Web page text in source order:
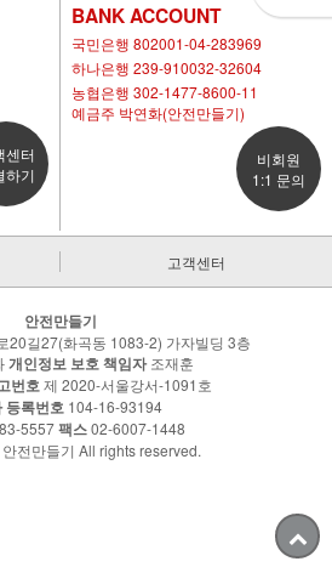
센터
하기
BANK ACCOUNT
국민은행 802001-04-283969
하나은행 239-910032-32604
농협은행 302-1477-8600-11
예금주 박연화(안전만들기)
비회원
1:1 문의
고객센터
안전만들기
20길27(화곡동 1083-2) 가자빌딩 3층
개인정보 보호 책임자조재훈
번호제 2020-서울강서-1091호
등록번호 104-16-93194
5557팩스02-6007-1448
전만들기 All rights reserved.